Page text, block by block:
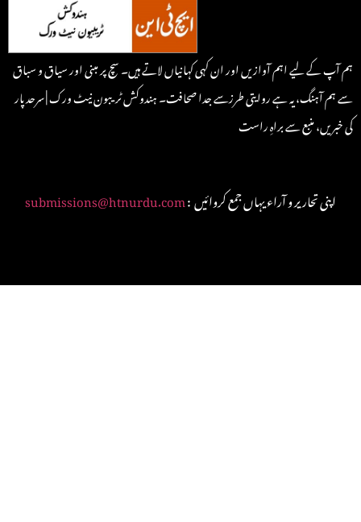
ہم آپ کے لیے اہم آوازیں اور ان کہی کہانیاں لاتے ہیں۔ سچ پر مبنی اور سیاق و سباق
سے ہم آہنگ، یہ ہے روایتی طرزسے جدا صحافت۔ ہندوکش ٹریبون نیٹ ورک | سرحد پار
کی خبریں، منبع سے براہِ راست
submissions@htnurdu.com : اپنی تحاریر و آراء یہاں جمع کروائیں